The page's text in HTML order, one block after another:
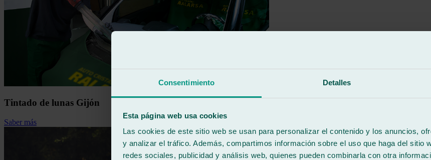
Consentimiento Detalles
Esta página web usa cookies
Las cookies de este sitio web se usan para personalizar el contenido y los anuncios,
y analizar el tráfico. Además, compartimos información sobre el uso que haga del sitio
redes sociales, publicidad y análisis web, quienes pueden combinarla con otra
Tintado de lunas Gijón
Saber más